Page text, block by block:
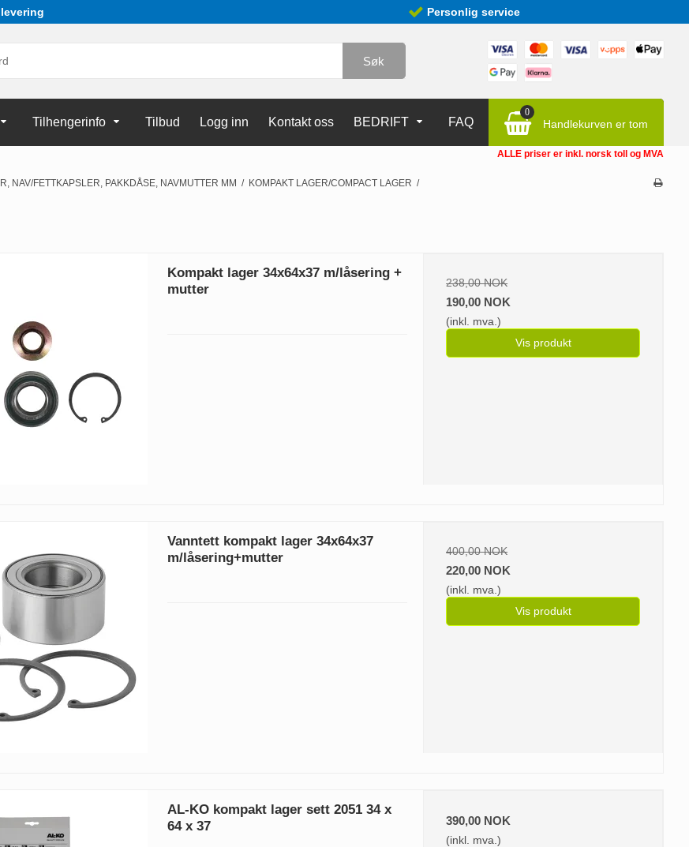
Personlig service
Søk
0
Handlekurven er tom
Tilhengerinfo Tilbud Logg inn Kontakt oss BEDRIFT FAQ
ALLE priser er inkl. norsk toll og MVA
NAV/FETTKAPSLER, PAKKDÅSE, NAVMUTTER MM / KOMPAKT LAGER/COMPACT LAGER /
Kompakt lager 34x64x37 m/låsering +
mutter
238,00 NOK
190,00 NOK
(inkl. mva.)
Vis produkt
Vanntett kompakt lager 34x64x37
m/låsering+mutter
400,00 NOK
220,00 NOK
(inkl. mva.)
Vis produkt
AL-KO kompakt lager sett 2051 34 x
64 x 37
390,00 NOK
(inkl. mva.)